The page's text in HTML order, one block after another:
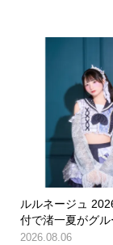
ルルネージュ
付で渚一夏がグル
2026.08.06